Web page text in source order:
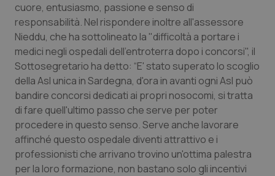
cuore, entusiasmo, passione e senso di
responsabilità. Nel rispondere inoltre all'assessore
Nieddu, che ha sottolineato la "difficoltà a portare i
medici negli ospedali dell'entroterra dopo i concorsi", il
Sottosegretario ha detto: “E' stato superato lo scoglio
della Asl unica in Sardegna, d'ora in avanti ogni Asl può
bandire concorsi dedicati ai propri nosocomi, si tratta
di fare quell'ultimo passo che serve per poter
procedere in questo senso. Serve anche lavorare
affinché questo ospedale diventi attrattivo e i
professionisti che arrivano trovino un'ottima palestra
per la loro formazione, non bastano solo gli incentivi